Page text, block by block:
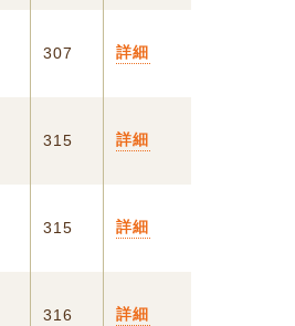
307 詳細
315 詳細
315 詳細
316 詳細